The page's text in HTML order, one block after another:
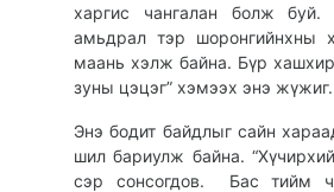
харгис чангалан болж буй.
амьдрал тэр шоронгийнхны
маань хэлж байна. Бүр
зуны цэцэг” хэмээх энэ жүжиг.
Энэ бодит байдлыг сайн
шил бариулж байна.
сэр сонсогдов. Бас тийм